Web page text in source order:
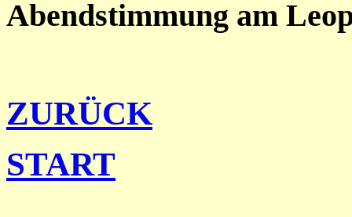
Abendstimmung am
ZURÜCK
START